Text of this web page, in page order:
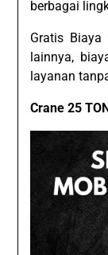
berbagai
Gratis Biaya
lainnya,
layanan
Crane 25